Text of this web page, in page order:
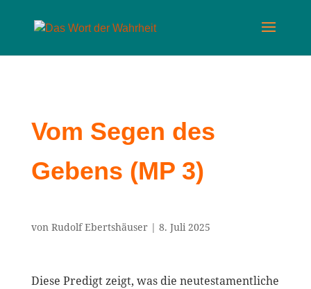
Vom Segen des
Gebens (MP 3)
von Rudolf Ebertshäuser| 8. Juli 2025
Diese Predigt zeigt, was die neutestamentliche